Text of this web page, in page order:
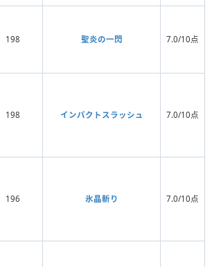
198 聖炎の一閃 7.0/10点
198 インパクトスラッシュ 7.0/10点
196 氷晶斬り 7.0/10点